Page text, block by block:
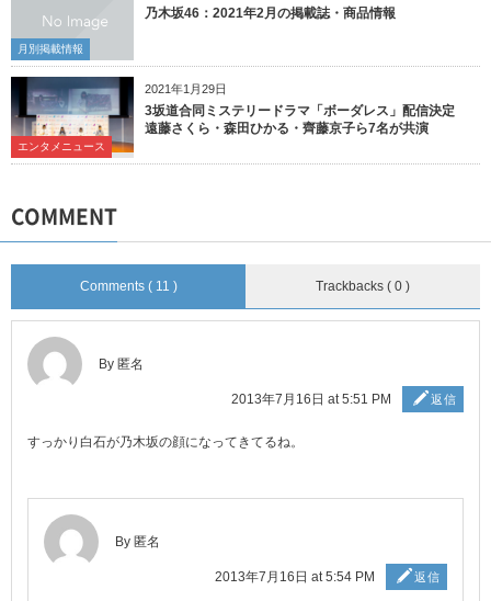
月別掲載情報
乃木坂46：2021年2月の掲載誌・商品情報
2021年1月29日
エンタメニュース
3坂道合同ミステリードラマ「ボーダレス」配信決定
遠藤さくら・森田ひかる・齊藤京子ら7名が共演
COMMENT
Comments ( 11 ) Trackbacks ( 0 )
By 匿名
2013年7月16日 at 5:51 PM 返信
すっかり白石が乃木坂の顔になってきてるね。
By 匿名
2013年7月16日 at 5:54 PM 返信